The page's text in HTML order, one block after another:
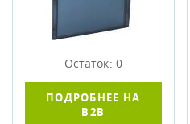
Остаток: 0
ПОДРОБНЕЕ НА
B2B